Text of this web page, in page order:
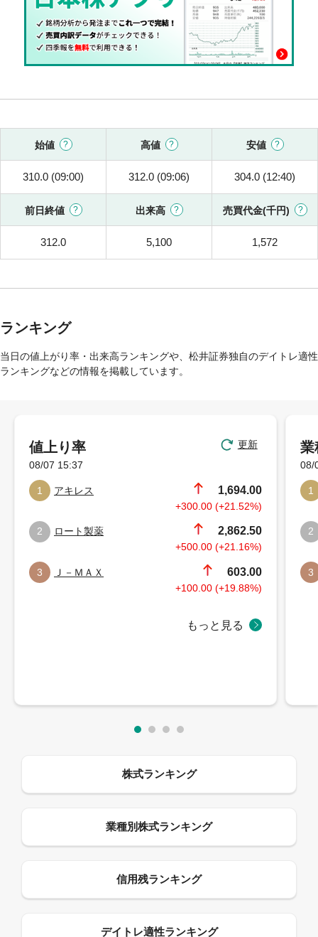
始値 高値 安値
310.0 (09:00) 312.0 (09:06) 304.0 (12:40)
前日終値 出来高 売買代金(千円)
312.0 5,100 1,572
ランキング
当日の値上がり率・出来高ランキングや、松井証券独自のデイトレ適性
ランキングなどの情報を掲載しています。